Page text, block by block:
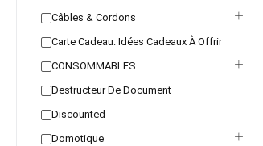
Câbles & Cordons
Carte Cadeau: Idées Cadeaux À Offrir
CONSOMMABLES
Destructeur De Document
Discounted
Domotique